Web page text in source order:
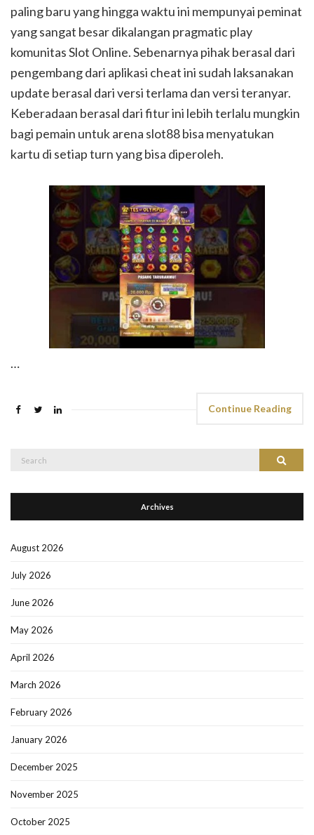
paling baru yang hingga waktu ini mempunyai peminat
yang sangat besar dikalangan pragmatic play
komunitas Slot Online. Sebenarnya pihak berasal dari
pengembang dari aplikasi cheat ini sudah laksanakan
update berasal dari versi terlama dan versi teranyar.
Keberadaan berasal dari fitur ini lebih terlalu mungkin
bagi pemain untuk arena slot88 bisa menyatukan
kartu di setiap turn yang bisa diperoleh.
…
Continue Reading
Search
Archives
August 2026
July 2026
June 2026
May 2026
April 2026
March 2026
February 2026
January 2026
December 2025
November 2025
October 2025